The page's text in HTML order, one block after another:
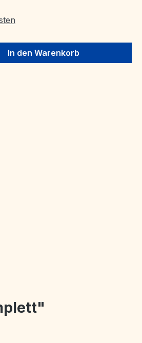
gewünschten Wert
In den Warenkorb